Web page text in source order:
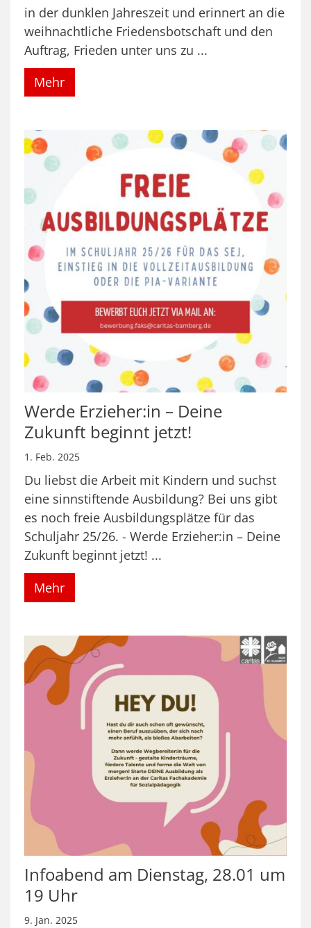
in der dunklen Jahreszeit und erinnert an die
weihnachtliche Friedensbotschaft und den
Auftrag, Frieden unter uns zu ...
Mehr
Werde Erzieher:in – Deine
Zukunft beginnt jetzt!
1. Feb. 2025
Du liebst die Arbeit mit Kindern und suchst
eine sinnstiftende Ausbildung? Bei uns gibt
es noch freie Ausbildungsplätze für das
Schuljahr 25/26. - Werde Erzieher:in – Deine
Zukunft beginnt jetzt! ...
Mehr
Infoabend am Dienstag, 28.01 um
19 Uhr
9. Jan. 2025